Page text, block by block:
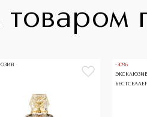
товаром
-30%
ЭКСКЛЮЗИВ
БЕСТСЕЛЛЕР